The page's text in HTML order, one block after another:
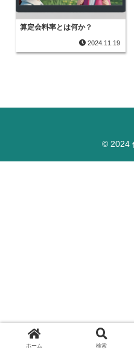
算定会料率とは何か？
2024.11.19
© 2024
ホーム 検索